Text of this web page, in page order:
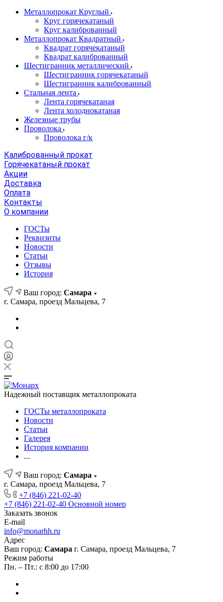
Металлопрокат Круглый
Круг горячекатаный
Круг калиброванный
Металлопрокат Квадратный
Квадрат горячекатаный
Квадрат калиброванный
Шестигранник металлический
Шестигранник горячекатаный
Шестигранник калиброванный
Стальная лента
Лента горячекатаная
Лента холоднокатаная
Железные трубы
Проволока
Проволока г/к
Калиброванный прокат
Горячекатаный прокат
Акции
Доставка
Оплата
Контакты
О компании
ГОСТы
Реквизиты
Новости
Статьи
Отзывы
История
Ваш город: Самара
г. Самара, проезд Мальцева, 7
Надежный поставщик металлопроката
ГОСТы металлопроката
Новости
Статьи
Галерея
История компании
...
Ваш город: Самара
г. Самара, проезд Мальцева, 7
+7 (846) 221-02-40
+7 (846) 221-02-40 Основной номер
Заказать звонок
E-mail
info@monarhh.ru
Адрес
Ваш город: Самара г. Самара, проезд Мальцева, 7
Режим работы
Пн. – Пт.: с 8:00 до 17:00